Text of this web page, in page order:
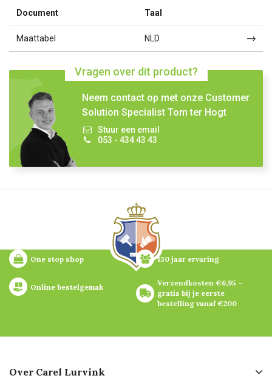
Document Taal
Maattabel NLD
Vragen over dit product?
Neem contact op met onze Customer
Solution Specialist Tom ter Hogt
Stuur een email
053 - 434 43 43
One stop shop 130 jaar ervaring
Online bestelgemak
Verzendkosten €6,95 –
gratis bij je eerste
bestelling vanaf €200
Over Carel Lurvink